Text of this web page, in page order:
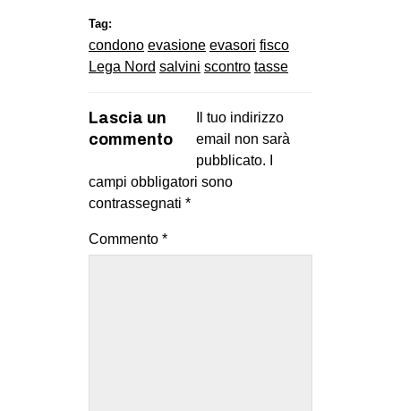
Tag:
condono evasione evasori fisco
Lega Nord salvini scontro tasse
Lascia un
commento
Il tuo indirizzo
email non sarà
pubblicato.
campi obbligatori sono
contrassegnati *
Commento *